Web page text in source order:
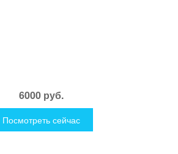
6000 руб.
Посмотреть сейчас